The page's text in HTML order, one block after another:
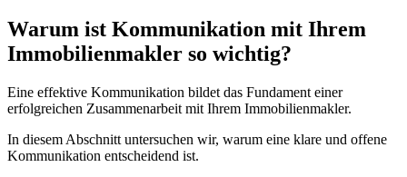
Warum ist Kommunikation mit Ihrem
Immobilienmakler so wichtig?
Eine effektive Kommunikation bildet das Fundament einer
erfolgreichen Zusammenarbeit mit Ihrem Immobilienmakler.
In diesem Abschnitt untersuchen wir, warum eine klare und offene
Kommunikation entscheidend ist.